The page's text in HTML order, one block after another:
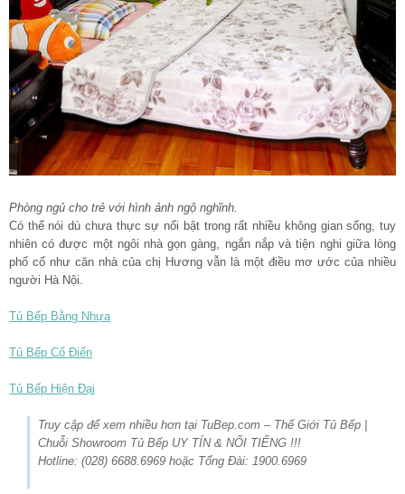
Phòng ngủ cho trẻ với hình ảnh ngộ nghĩnh.
Có thể nói dù chưa thực sự nổi bật trong rất nhiều không gian sống, tuy
nhiên có được một ngôi nhà gọn gàng, ngắn nắp và tiện nghi giữa lòng
phố cổ như căn nhà của chị Hương vẫn là một điều mơ ước của nhiều
người Hà Nội.
Tủ Bếp Bằng Nhựa
Tủ Bếp Cổ Điển
Tủ Bếp Hiện Đại
Truy cập để xem nhiều hơn tại TuBep.com – Thế Giới Tủ Bếp |
Chuỗi Showroom Tủ Bếp UY TÍN & NỔI TIẾNG !!!
Hotline: (028) 6688.6969 hoặc Tổng Đài: 1900.6969